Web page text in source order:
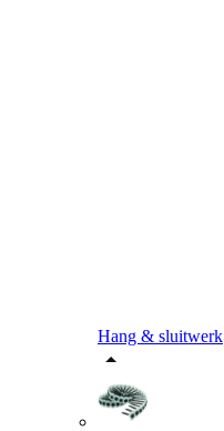
Hang & sluitwerk